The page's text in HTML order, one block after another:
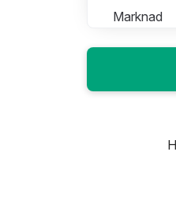
Marknad